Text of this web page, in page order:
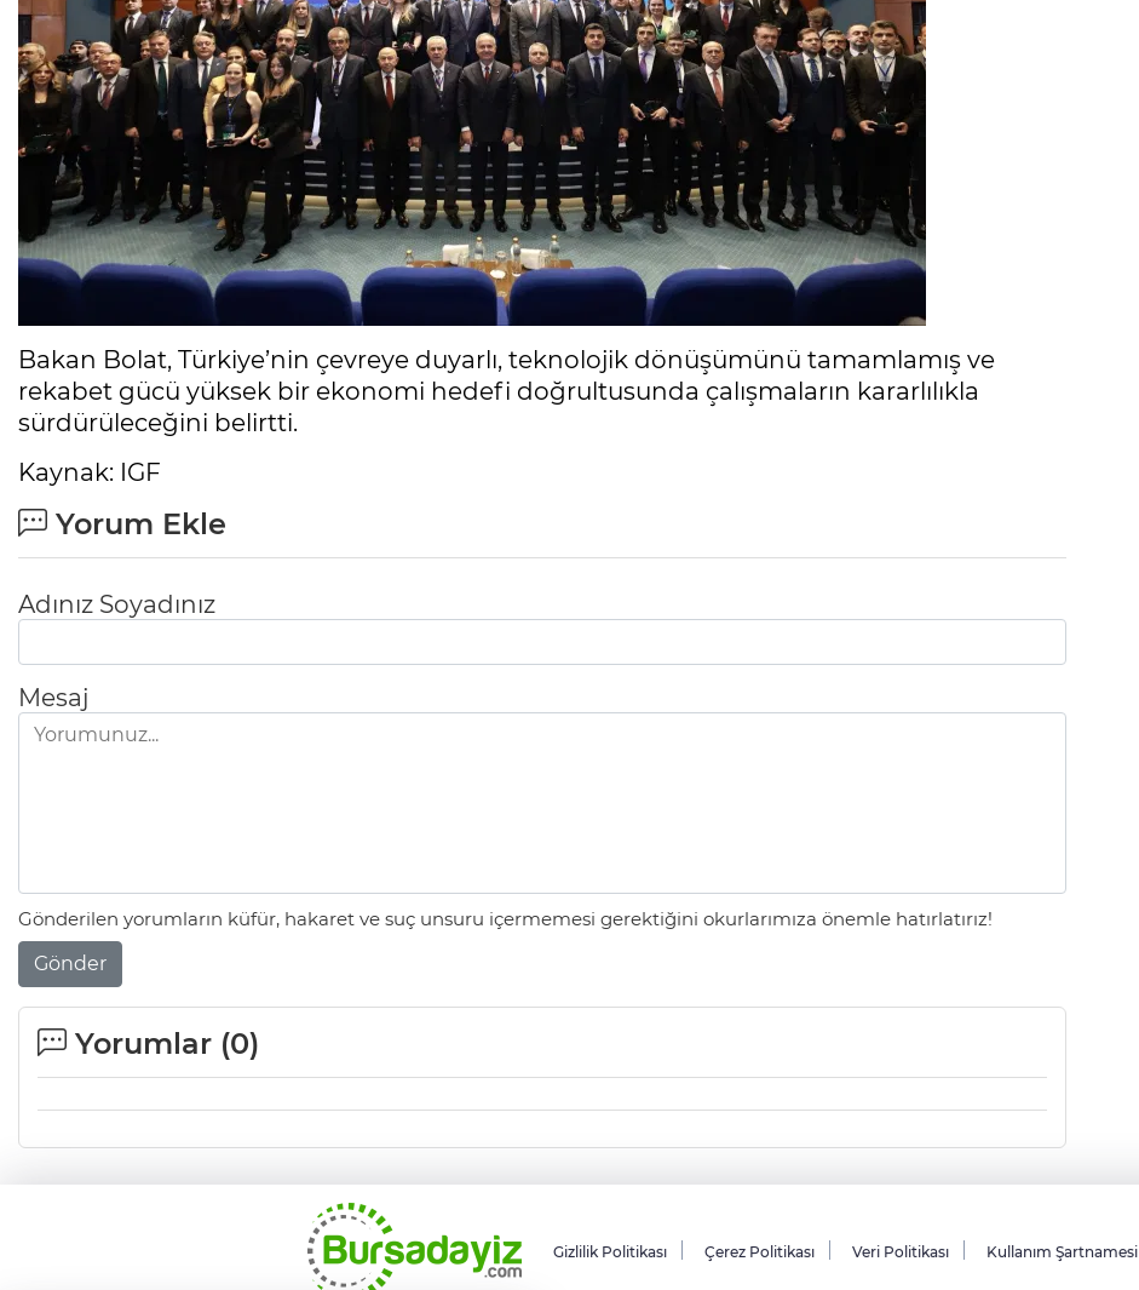
Bakan Bolat, Türkiye’nin çevreye duyarlı, teknolojik dönüşümünü tamamlamış ve
rekabet gücü yüksek bir ekonomi hedefi doğrultusunda çalışmaların kararlılıkla
sürdürüleceğini belirtti.
Kaynak: IGF
Yorum Ekle
Adınız Soyadınız
Mesaj
Gönderilen yorumların küfür, hakaret ve suç unsuru içermemesi gerektiğini okurlarımıza önemle hatırlatırız!
Gönder
Yorumlar (0)
Gizlilik Politikası Çerez Politikası Veri Politikası Kullanım Şartnamesi